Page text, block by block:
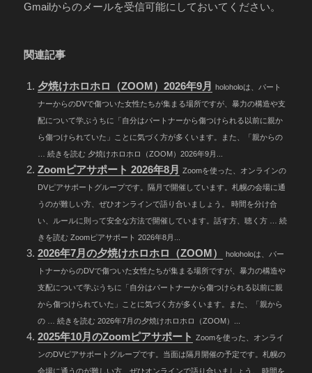
Gmailからのメールを受信可能にしておいてください。
関連記事
夕焼けホロホロ（ZOOM）2026年9月
holoholoは、パート
ナーからのDVで傷ついた女性たちが集まる場所ですが、暴力の構造や支
配について学ぶうちに「自分はパートナーから傷つけられる以前に親か
ら傷つけられていた」ことに気づく方が多くいます。また、「親からの
… 続きを読む 夕焼けホロホロ（ZOOM）2026年9月...
Zoomピアサポート 2026年8月
Zoomを使った、オンラインの
DVピアサポートグループです。隔月で開催しています。札幌の会場に通
うのが難しい方、ぜひオンラインで語り合いましょう。 時間を分け合
い、ルールに則って安全な方法で開催しています。話す方、聴く方 … 続
きを読む Zoomピアサポート 2026年8月...
2026年7月の夕焼けホロホロ（ZOOM）
holoholoは、パー
トナーからのDVで傷ついた女性たちが集まる場所ですが、暴力の構造や
支配について学ぶうちに「自分はパートナーから傷つけられる以前に親
から傷つけられていた」ことに気づく方が多くいます。また、「親から
の … 続きを読む 2026年7月の夕焼けホロホロ（ZOOM）...
2025年10月のZoomピアサポート
Zoomを使った、オンライ
ンのDVピアサポートグループです。当面は隔月開催の予定です。札幌の
会場に通うのが難しい方、ぜひオンラインで語り合いましょう。 時間を